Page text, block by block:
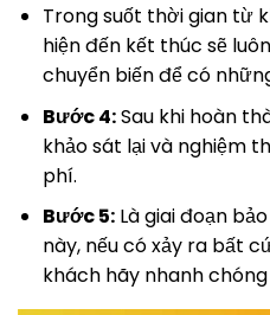
Trong suốt thời gian từ
hiện đến kết thúc sẽ
chuyển biến để có
Bước 4:Sau khi hoàn
khảo sát lại và nghiệm
phí.
Bước 5:Là giai đoạn
này, nếu có xảy ra bất
khách hãy nhanh